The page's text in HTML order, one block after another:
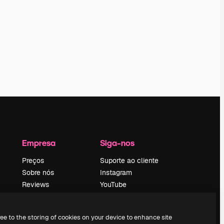
Empresa
Preços
Sobre nós
Reviews
pesquisa
Siga-nos
Suporte ao cliente
Instagram
YouTube
Discord
to the storing of cookies on your device to enhance site